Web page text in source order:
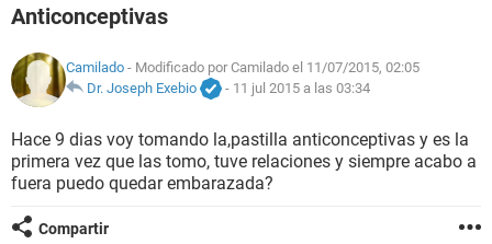
NUTRICIÓN
BIENESTAR
Anticonceptivas
Camilado - Modificado por Camilado el 11/07/2015, 02:05
Dr. Joseph Exebio
- 11 jul 2015 a las 03:34
Hace 9 dias voy tomando la,pastilla anticonceptivas y es la
primera vez que las tomo, tuve relaciones y siempre acabo a
fuera puedo quedar embarazada?
Compartir